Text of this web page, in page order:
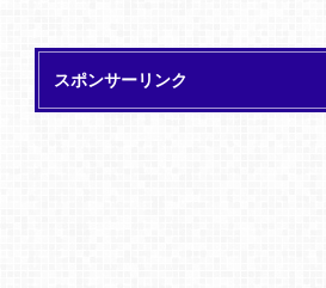
スポンサーリンク